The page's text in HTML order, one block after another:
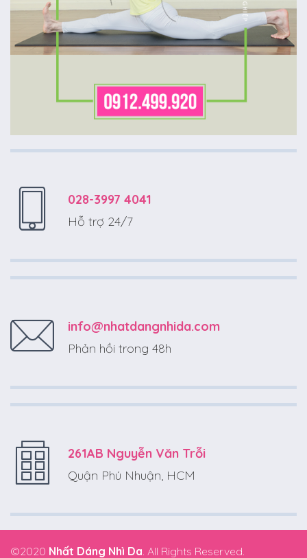
028-3997 4041
Hỗ trợ 24/7
info@nhatdangnhida.com
Phản hồi trong 48h
261AB Nguyễn Văn Trỗi
Quận Phú Nhuận, HCM
©2020 Nhất Dáng Nhì Da. All Rights Reserved.